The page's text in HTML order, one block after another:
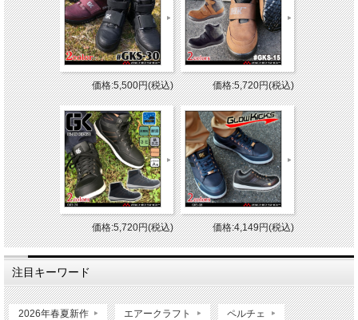
価格:5,500円(税込) 価格:5,720円(税込)
価格:5,720円(税込) 価格:4,149円(税込)
注目キーワード
2026年春夏新作 エアークラフト ペルチェ